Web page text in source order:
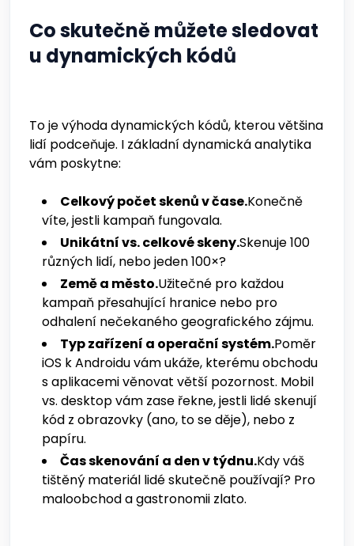
Co skutečně můžete sledovat
u dynamických kódů
To je výhoda dynamických kódů, kterou většina
lidí podceňuje. I základní dynamická analytika
vám poskytne:
Celkový počet skenů v čase.Konečně
víte, jestli kampaň fungovala.
Unikátní vs. celkové skeny.Skenuje 100
různých lidí, nebo jeden 100×?
Země a město.Užitečné pro každou
kampaň přesahující hranice nebo pro
odhalení nečekaného geografického zájmu.
Typ zařízení a operační systém.Poměr
iOS k Androidu vám ukáže, kterému obchodu
s aplikacemi věnovat větší pozornost. Mobil
vs. desktop vám zase řekne, jestli lidé skenují
kód z obrazovky (ano, to se děje), nebo z
papíru.
Čas skenování a den v týdnu.Kdy váš
tištěný materiál lidé skutečně používají? Pro
maloobchod a gastronomii zlato.